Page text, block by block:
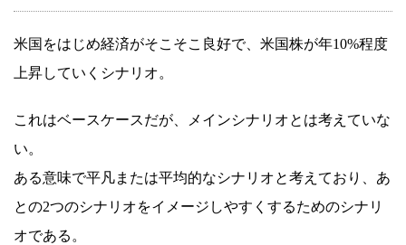
米国をはじめ経済がそこそこ良好で、米国株が年10%程度
上昇していくシナリオ。
これはベースケースだが、メインシナリオとは考えていな
い。
ある意味で平凡または平均的なシナリオと考えており、あ
との2つのシナリオをイメージしやすくするためのシナリ
オである。